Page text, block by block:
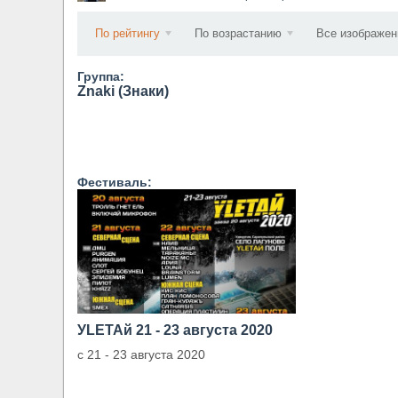
По рейтингу По возрастанию Все
Группа:
Znaki (Знаки)
Фестиваль:
УLETAй 21 - 23 августа 2020
с 21 - 23 августа 2020